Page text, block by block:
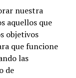
nuestra
aquellos que
objetivos
que funcione
las
de